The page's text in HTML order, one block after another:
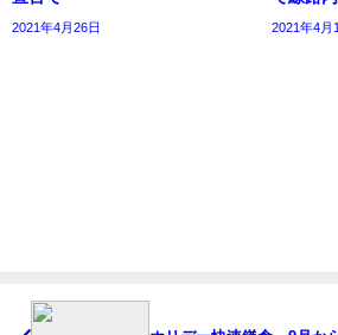
2021年4月26日 2021年4月